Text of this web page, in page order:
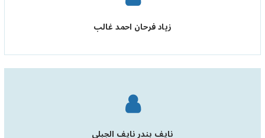
زياد فرحان احمد غالب
نايف بندر نايف الجبلي